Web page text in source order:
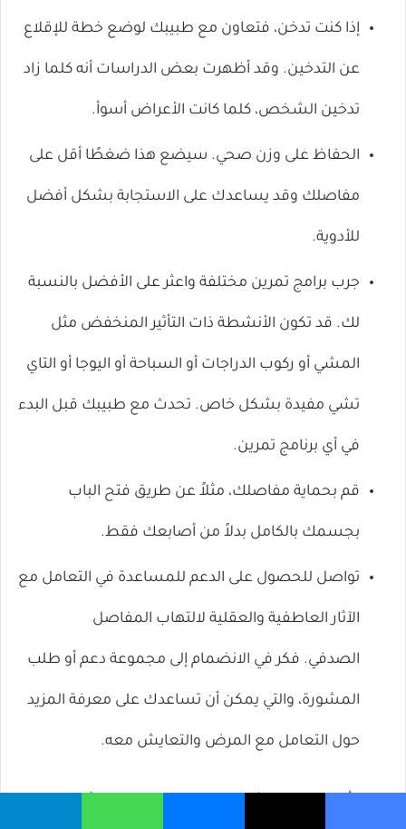
إذا كنت تدخن، فتعاون مع طبيبك لوضع خطة للإقلاع
عن التدخين. وقد أظهرت بعض الدراسات أنه كلما زاد
تدخين الشخص، كلما كانت الأعراض أسوأ.
الحفاظ على وزن صحي. سيضع هذا ضغطًا أقل على
مفاصلك وقد يساعدك على الاستجابة بشكل أفضل
للأدوية.
جرب برامج تمرين مختلفة واعثر على الأفضل بالنسبة
لك. قد تكون الأنشطة ذات التأثير المنخفض مثل
المشي أو ركوب الدراجات أو السباحة أو اليوجا أو التاي
تشي مفيدة بشكل خاص. تحدث مع طبيبك قبل البدء
في أي برنامج تمرين.
قم بحماية مفاصلك، مثلاً عن طريق فتح الباب
بجسمك بالكامل بدلاً من أصابعك فقط.
تواصل للحصول على الدعم للمساعدة في التعامل مع
الآثار العاطفية والعقلية لالتهاب المفاصل
الصدفي. فكر في الانضمام إلى مجموعة دعم أو طلب
المشورة، والتي يمكن أن تساعدك على معرفة المزيد
حول التعامل مع المرض والتعايش معه.